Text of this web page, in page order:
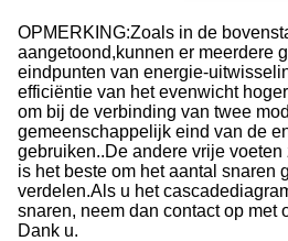
OPMERKING:Zoals in de
aangetoond,kunnen er meerdere
eindpunten van energie-
efficiëntie van het evenwicht
om bij de verbinding van twee
gemeenschappelijk eind van de
gebruiken..De andere vrije
is het beste om het aantal snaren
verdelen.Als u het
snaren, neem dan contact op met
Dank u.